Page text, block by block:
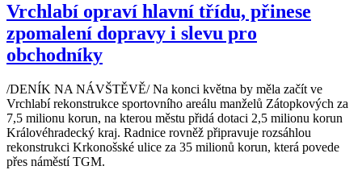
Vrchlabí opraví hlavní třídu, přinese
zpomalení dopravy i slevu pro
obchodníky
/DENÍK NA NÁVŠTĚVĚ/ Na konci května by měla začít ve
Vrchlabí rekonstrukce sportovního areálu manželů Zátopkových za
7,5 milionu korun, na kterou městu přidá dotaci 2,5 milionu korun
Královéhradecký kraj. Radnice rovněž připravuje rozsáhlou
rekonstrukci Krkonošské ulice za 35 milionů korun, která povede
přes náměstí TGM.